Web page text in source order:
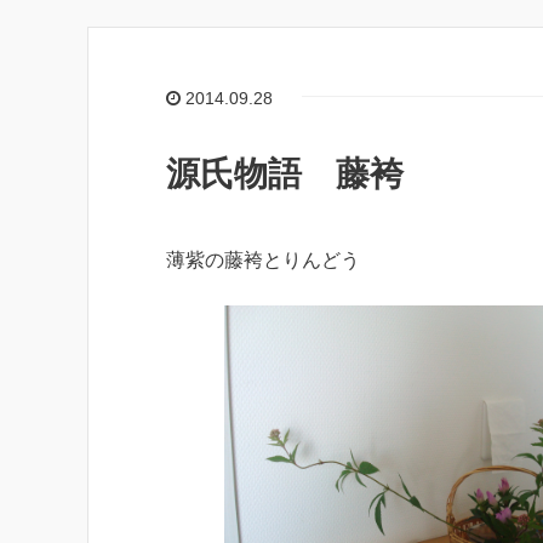
2014.09.28
源氏物語 藤袴
薄紫の藤袴とりんどう